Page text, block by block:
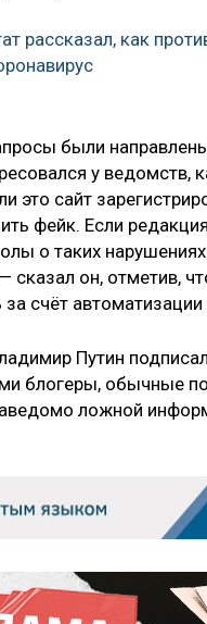
рассказал, как
были
у
это сайт
фейк. Если
о таких
сказал он, отметив,
счёт
Путин
блогеры, обычные
ложной